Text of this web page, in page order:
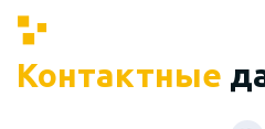
Контактные